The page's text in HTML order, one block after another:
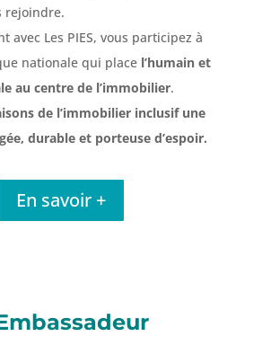
rejoindre.
avec Les PIES, vous participez à
nationale qui place l’humain et
au centre de l’immobilier.
de l’immobilier inclusif une
durable et porteuse d’espoir.
En savoir +